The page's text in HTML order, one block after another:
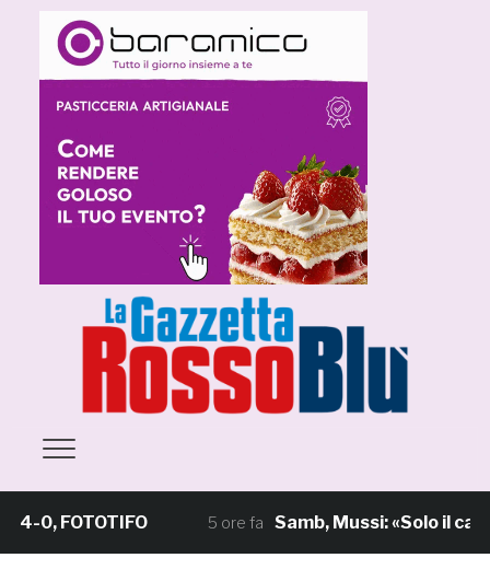
FOTOTIFO 5 ore fa Samb, Mussi: «Solo il